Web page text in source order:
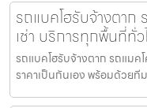
รถแบคโฮรับจ้างตาก
เช่า บริการทุกพื้นที่ทั่
รถแบคโฮรับจ้างตาก รถแมค
ราคาเป็นกันเอง พร้อมด้วย